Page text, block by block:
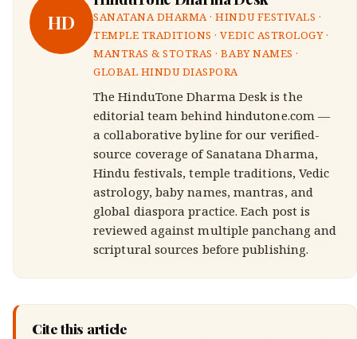
HD
SANATANA DHARMA · HINDU FESTIVALS ·
TEMPLE TRADITIONS · VEDIC ASTROLOGY ·
MANTRAS & STOTRAS · BABY NAMES ·
GLOBAL HINDU DIASPORA
The HinduTone Dharma Desk is the
editorial team behind hindutone.com —
a collaborative byline for our verified-
source coverage of Sanatana Dharma,
Hindu festivals, temple traditions, Vedic
astrology, baby names, mantras, and
global diaspora practice. Each post is
reviewed against multiple panchang and
scriptural sources before publishing.
Cite this article